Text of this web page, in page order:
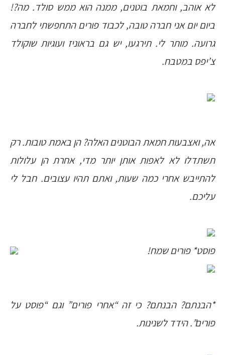
לא אוהב, וחמאת בוטנים, ממנה הוא ממש סולד. מה?!
ביום יום אני חברה טובה, לכבוד פורים התחפשתי לחברה
גרועה. מותר לי. תירגעו, יש גם בראוניז ועוגיות שוקולד
צ’יפס במטבח.
אה, ואצבעות חמאת הבוטנים האלה? הן באמת טובות. רק
תשתדלו לא לאפות אותן יותר מדי, אחרת הן עלולות
להתייבש אחרי כמה שעות, ואתם תהיו עצובים. חבל לי
עליכם.
פוסט* פורים שמח!
*הבנתם? הבנתם? כי זה “אחרי פורים” וגם “פוסט על
פורים”. הידד לשנינות.